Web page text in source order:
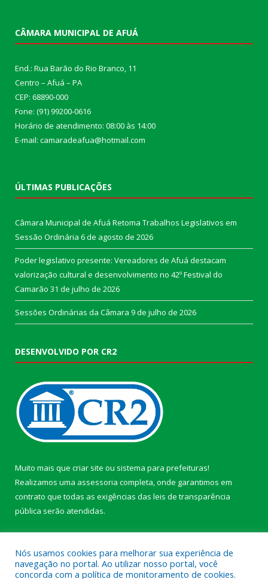
CÂMARA MUNICIPAL DE AFUÁ
End.: Rua Barão do Rio Branco, 11
Centro – Afuá – PA
CEP: 68890-000
Fone: (91) 99200-0616
Horário de atendimento: 08:00 às 14:00
E-mail: camaradeafua@hotmail.com
ÚLTIMAS PUBLICAÇÕES
Câmara Municipal de Afuá Retoma Trabalhos Legislativos em
Sessão Ordinária 6 de agosto de 2026
Poder legislativo presente: Vereadores de Afuá destacam
valorização cultural e desenvolvimento no 42º Festival do
Camarão 31 de julho de 2026
Sessões Ordinárias da Câmara 9 de julho de 2026
DESENVOLVIDO POR CR2
Muito mais que criar site ou sistema para prefeituras!
Realizamos uma assessoria completa, onde garantimos em
contrato que todas as exigências das leis de transparência
pública serão atendidas.
Nós usamos cookies para melhorar sua experiência de
navegação no portal. Ao utilizar nosso portal, você
concorda com a política de monitoramento de cookies.